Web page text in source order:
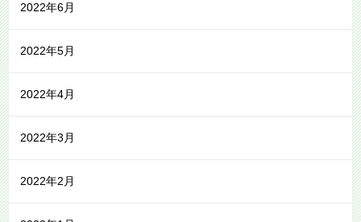
2022年6月
2022年5月
2022年4月
2022年3月
2022年2月